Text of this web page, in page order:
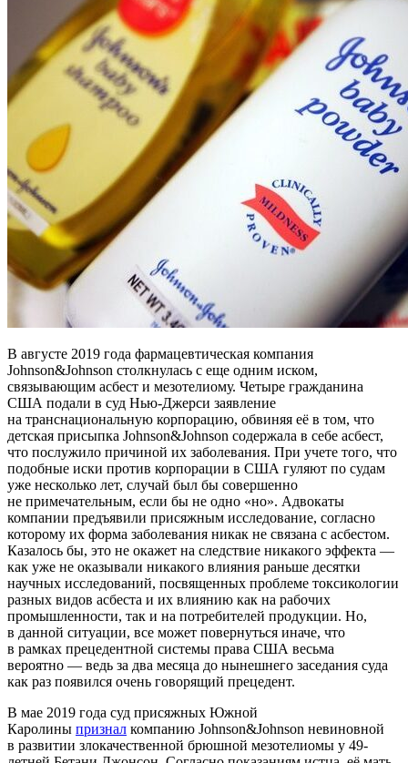
В августе 2019 года фармацевтическая компания
Johnson&Johnson столкнулась с еще одним иском,
связывающим асбест и мезотелиому. Четыре гражданина
США подали в суд Нью-Джерси заявление
на транснациональную корпорацию, обвиняя её в том, что
детская присыпка Johnson&Johnson содержала в себе асбест,
что послужило причиной их заболевания. При учете того, что
подобные иски против корпорации в США гуляют по судам
уже несколько лет, случай был бы совершенно
не примечательным, если бы не одно «но». Адвокаты
компании предъявили присяжным исследование, согласно
которому их форма заболевания никак не связана с асбестом.
Казалось бы, это не окажет на следствие никакого эффекта —
как уже не оказывали никакого влияния раньше десятки
научных исследований, посвященных проблеме токсикологии
разных видов асбеста и их влиянию как на рабочих
промышленности, так и на потребителей продукции. Но,
в данной ситуации, все может повернуться иначе, что
в рамках прецедентной системы права США весьма
вероятно — ведь за два месяца до нынешнего заседания суда
как раз появился очень говорящий прецедент.
В мае 2019 года суд присяжных Южной
Каролины признал компанию Johnson&Johnson невиновной
в развитии злокачественной брюшной мезотелиомы у 49-